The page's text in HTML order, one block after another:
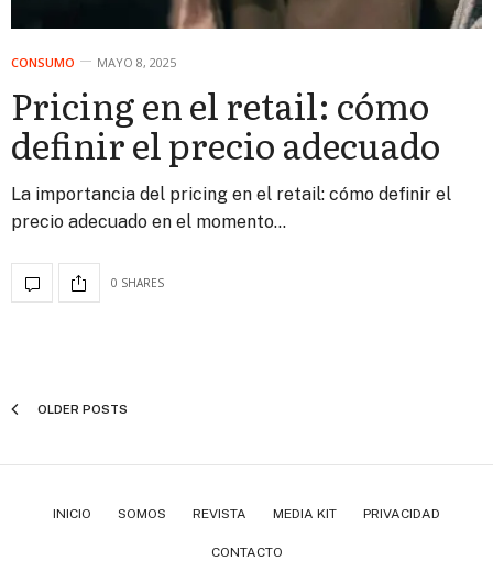
CONSUMO MAYO 8, 2025
Pricing en el retail: cómo
definir el precio adecuado
La importancia del pricing en el retail: cómo definir el
precio adecuado en el momento…
0 SHARES
OLDER POSTS
INICIO SOMOS REVISTA MEDIA KIT PRIVACIDAD
CONTACTO